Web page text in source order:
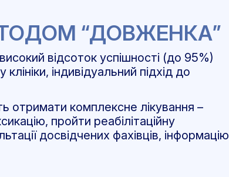
“ДОВЖЕНКА”
відсоток успішності (до 95%)
індивідуальний підхід до
отримати комплексне лікування –
пройти реабілітаційну
досвідчених фахівців, інформацію